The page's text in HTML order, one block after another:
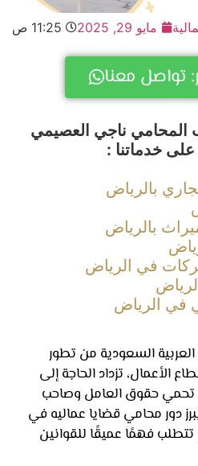
مايو 29, 2025 11:25 ص
معنا
ناجي العصيمي
:
بالرياض
بالرياض
في الرياض
الرياض
السعودية من تطور
تزداد الحاجة إلى
حقوق العامل وصاحب
محامي قضايا عماليه في
فهمًا عميقًا للقوانين